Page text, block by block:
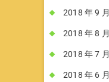
2018 年 9 月
2018 年 8 月
2018 年 7 月
2018 年 6 月